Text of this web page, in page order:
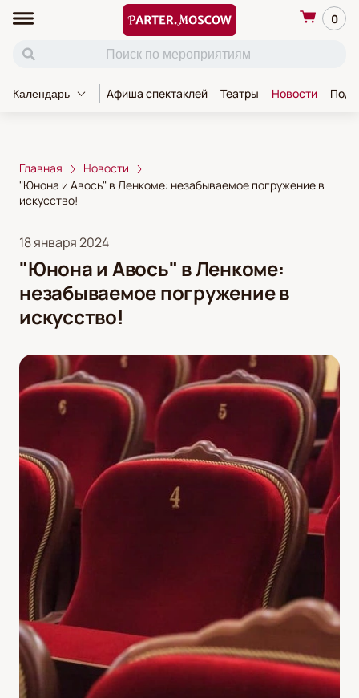
0
Календарь Афиша спектаклей Театры Новости
Главная
Новости
"Юнона и Авось" в Ленкоме: незабываемое погружение в
искусство!
18 января 2024
"Юнона и Авось" в Ленкоме:
незабываемое погружение в
искусство!